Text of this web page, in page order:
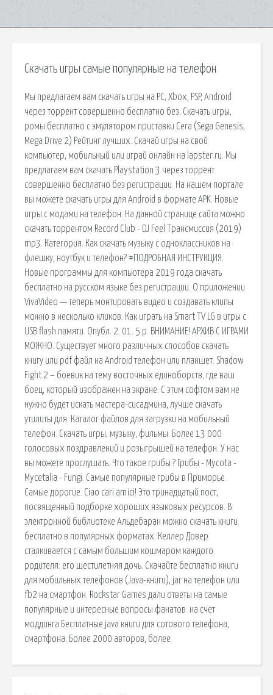
Скачать игры самые популярные на телефон
Мы предлагаем вам скачать игры на PC, Xbox, PSP, Android
через торрент совершенно бесплатно без. Скачать игры,
ромы бесплатно с эмулятором приставки Сега (Sega Genesis,
Mega Drive 2) Рейтинг лучших. Cкачай игры на свой
компьютер, мобильный или играй онлайн на lapster.ru. Мы
предлагаем вам скачать Playstation 3 через торрент
совершенно бесплатно без регистрации. На нашем портале
вы можете скачать игры для Android в формате APK. Новые
игры с модами на телефон. На данной странице сайта можно
скачать торрентом Record Club - DJ Feel Трансмиссия (2019)
mp3. Категория. Как скачать музыку с одноклассников на
флешку, ноутбук и телефон? #ПОДРОБНАЯ ИНСТРУКЦИЯ.
Новые программы для компьютера 2019 года скачать
бесплатно на русском языке без регистрации. О приложении
VivaVideo — теперь монтировать видео и создавать клипы
можно в несколько кликов. Как играть на Smart TV LG в игры с
USB flash памяти. Опубл. 2. 01. 5 р. ВНИМАНИЕ! АРХИВ С ИГРАМИ
МОЖНО. Существует много различных способов скачать
книгу или pdf файл на Android телефон или планшет. Shadow
Fight 2 – боевик на тему восточных единоборств, где ваш
боец, который изображен на экране. С этим софтом вам не
нужно будет искать мастера-сисадмина, лучше скачать
утилиты для. Каталог файлов для загрузки на мобильный
телефон. Скачать игры, музыку, фильмы. Более 13 000
голосовых поздравлений и розыгрышей на телефон. У нас
вы можете прослушать. Что такое грибы ? Грибы - Mycota -
Mycetalia - Fungi. Самые популярные грибы в Приморье.
Самые дорогие. Ciao cari amici! Это тринадцатый пост,
посвященный подборке хороших языковых ресурсов. В
электронной библиотеке Альдебаран можно скачать книги
бесплатно в популярных форматах. Келлер Довер
сталкивается с самым большим кошмаром каждого
родителя: его шестилетняя дочь. Cкачайте бесплатно книги
для мобильных телефонов (Java-книги), jar на телефон или
fb2 на смартфон. Rockstar Games дали ответы на самые
популярные и интересные вопросы фанатов: на счет
моддинга Бесплатные java книги для сотового телефона,
смартфона. Более 2000 авторов, более.